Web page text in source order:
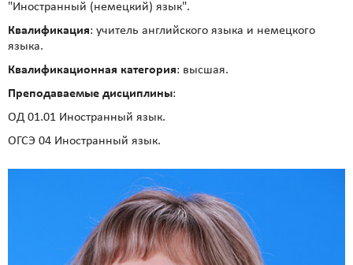
"Иностранный (немецкий) язык".
Квалификация: учитель английского языка и немецкого
языка.
Квалификационная категория: высшая.
Преподаваемые дисциплины:
ОД 01.01 Иностранный язык.
ОГСЭ 04 Иностранный язык.